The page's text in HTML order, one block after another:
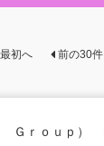
最初へ 前の30件
Ｇｒｏｕｐ）